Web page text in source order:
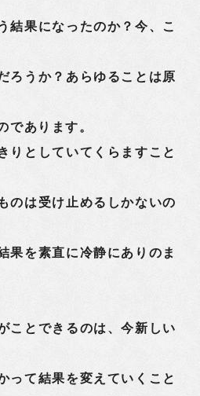
結果になったのか？今、こ
ろうか？あらゆることは原
であります。
りとしていてくらますこと
のは受け止めるしかないの
果を素直に冷静にありのま
ことできるのは、今新しい
って結果を変えていくこと